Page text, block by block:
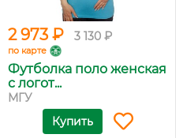
2 973 ₽ 3 130 ₽
по карте
Футболка поло женская
с логот...
МГУ
Купить